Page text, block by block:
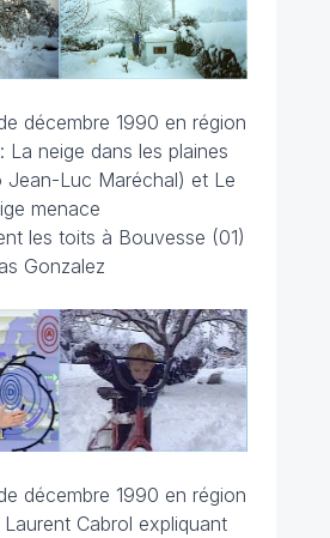
décembre 1990 en région
La neige dans les plaines
Jean-Luc Maréchal) et Le
menace
les toits à Bouvesse (01)
Gonzalez
décembre 1990 en région
Laurent Cabrol expliquant